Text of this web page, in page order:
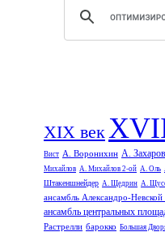
XIX век
Вист А. Воронихин А. Захаров
Михайлов А. Михайлов 2-ой А. Оль
Штакеншнейдер А. Щедрин А.
ансамбль Александро-Невской
ансамбль центральных
Растрелли барокко Большая